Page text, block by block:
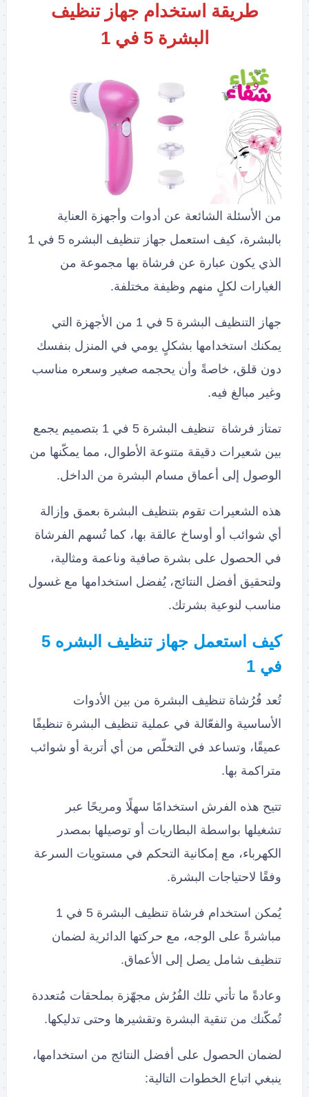
طريقة استخدام جهاز تنظيف
البشرة 5 في 1
من الأسئلة الشائعة عن أدوات وأجهزة العناية
بالبشرة، كيف استعمل جهاز تنظيف البشره 5 في 1
الذي يكون عبارة عن فرشاة بها مجموعة من
الغيارات لكلٍ منهم وظيفة مختلفة.
جهاز التنظيف البشرة 5 في 1 من الأجهزة التي
يمكنك استخدامها بشكلٍ يومي في المنزل بنفسك
دون قلق، خاصةً وأن يحجمه صغير وسعره مناسب
وغير مبالغ فيه.
تمتاز فرشاة تنظيف البشرة 5 في 1 بتصميم يجمع
بين شعيرات دقيقة متنوعة الأطوال، مما يمكّنها من
الوصول إلى أعماق مسام البشرة من الداخل.
هذه الشعيرات تقوم بتنظيف البشرة بعمق وإزالة
أي شوائب أو أوساخ عالقة بها، كما تُسهم الفرشاة
في الحصول على بشرة صافية وناعمة ومثالية،
ولتحقيق أفضل النتائج، يُفضل استخدامها مع غسول
مناسب لنوعية بشرتك.
كيف استعمل جهاز تنظيف البشره 5
في 1
تُعد فُرُشاة تنظيف البشرة من بين الأدوات
الأساسية والفعّالة في عملية تنظيف البشرة تنظيفًا
عميقًا، وتساعد في التخلّص من أي أتربة أو شوائب
متراكمة بها.
تتيح هذه الفرش استخدامًا سهلًا ومريحًا عبر
تشغيلها بواسطة البطاريات أو توصيلها بمصدر
الكهرباء، مع إمكانية التحكم في مستويات السرعة
وفقًا لاحتياجات البشرة.
يُمكن استخدام فرشاة تنظيف البشرة 5 في 1
مباشرةً على الوجه، مع حركتها الدائرية لضمان
تنظيف شامل يصل إلى الأعماق.
وعادةً ما تأتي تلك الفُرُش مجهّزة بملحقات مُتعددة
تُمكّنك من تنقية البشرة وتقشيرها وحتى تدليكها.
لضمان الحصول على أفضل النتائج من استخدامها،
ينبغي اتباع الخطوات التالية: